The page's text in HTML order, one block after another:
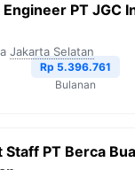
PT JGC
Jakarta Selatan
Rp 5.396.761
Bulanan
PT Berca